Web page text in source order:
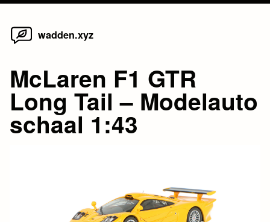
Skip
wadden.xyz
McLaren F1 GTR
Long Tail – Modelauto
schaal 1:43